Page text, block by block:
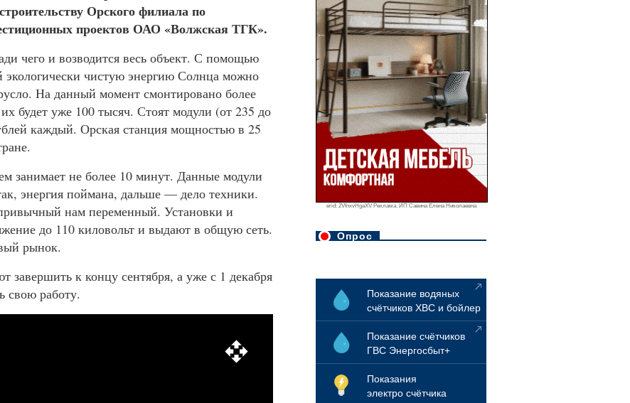
erid: 2VfnxvHgaXV Реклама. ИП Савина Елена Николаевна
Опрос
Показание водяных
счётчиков ХВС и бойлер
Показание счётчиков
ГВС Энергосбыт+
Показания
электро счётчика
Орского филиала по
проектов ОАО «Волжская ТГК».
чего и возводится весь объект. С помощью
экологически чистую энергию Солнца можно
На данный момент смонтировано более
будет уже 100 тысяч. Стоят модули (от 235 до
каждый. Орская станция мощностью в 25
занимает не более 10 минут. Данные модули
энергия поймана, дальше — дело техники.
нам переменный. Установки и
до 110 киловольт и выдают в общую сеть.
рынок.
завершить к концу сентября, а уже с 1 декабря
свою работу.